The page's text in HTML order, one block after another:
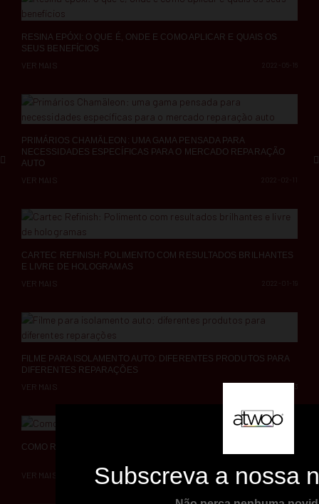
RESINA EPÓXI: O QUE É, ONDE E COMO APLICAR E QUAIS OS
SEUS BENEFÍCIOS
VER MAIS
PRIMÁRIOS CHAMÄLEON: UMA GAMA PENSADA PARA
NECESSIDADES ESPECÍFICAS PARA O MERCADO REPARAÇÃO
AUTO
VER MAIS
CARTEC REFINISH: POLIMENTO COM RESULTADOS BRILHANTES
E LIVRE DE HOLOGRAMAS
VER MAIS
FILME PARA ISOLAMENTO AUTO: DIFERENTES PRODUTOS PARA
DIFERENTES REPARAÇÕES
VER MAIS
COMO REPARAR UM PÁRA-CHOQUES TEXTURADO COM A Q1
2021-12-14
VER MAIS